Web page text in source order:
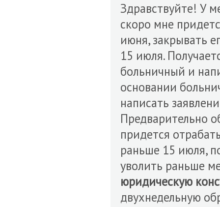
Здравствуйте! У
скоро мне
июня, закрывать
15 июля.
больничный и
основании
написать
Предварительно
придется
раньше 15 июля,
уволить раньше
юридическую
двухнедельную